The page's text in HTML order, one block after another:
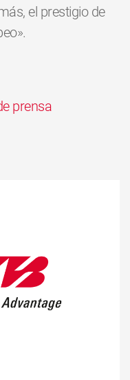
el prestigio de
prensa